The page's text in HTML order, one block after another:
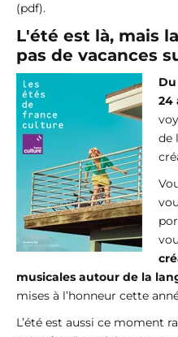
(pdf).
L'été est là, mais
pas de vacances
24
de
musicales autour de la
mises à l’honneur cette
L’été est aussi ce moment